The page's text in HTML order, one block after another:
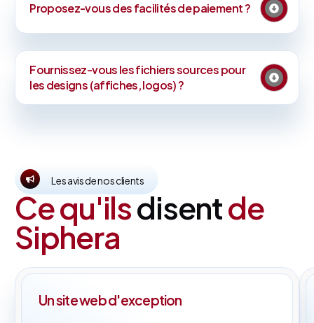
Proposez-vous des facilités de paiement ?
Fournissez-vous les fichiers sources pour
les designs (affiches, logos) ?
Les avis de nos clients
Ce qu'ilsdisentde
Siphera
Un site web d'exception